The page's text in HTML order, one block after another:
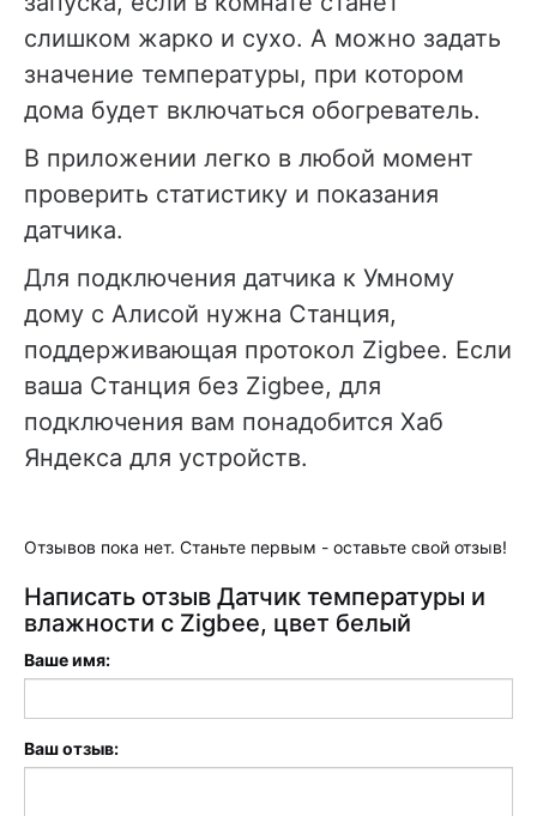
слишком жарко и сухо. А можно задать
значение температуры, при котором
дома будет включаться обогреватель.
В приложении легко в любой момент
проверить статистику и показания
датчика.
Для подключения датчика к Умному
дому с Алисой нужна Станция,
поддерживающая протокол Zigbee. Если
ваша Станция без Zigbee, для
подключения вам понадобится Хаб
Яндекса для устройств.
Отзывов пока нет. Станьте первым - оставьте свой отзыв!
Написать отзыв Датчик температуры и
влажности с Zigbee, цвет белый
Ваше имя:
Ваш отзыв: